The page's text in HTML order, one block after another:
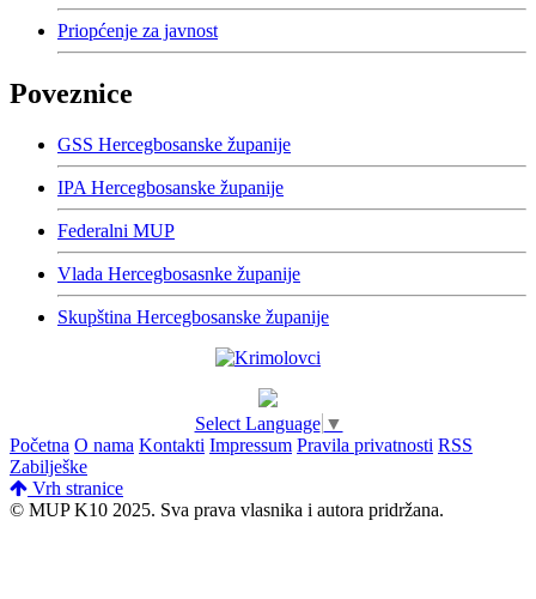
Priopćenje za javnost
Poveznice
GSS Hercegbosanske županije
IPA Hercegbosanske županije
Federalni MUP
Vlada Hercegbosasnke županije
Skupština Hercegbosanske županije
Select Language ▼
Početna O nama Kontakti Impressum Pravila privatnosti RSS
Zabilješke
Vrh stranice
© MUP K10 2025. Sva prava vlasnika i autora pridržana.